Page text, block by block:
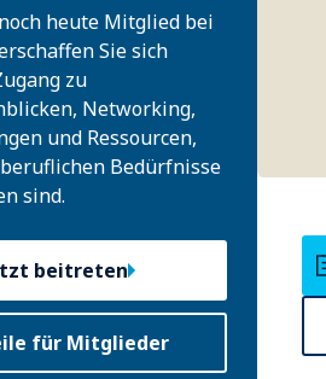
heute Mitglied bei
Sie sich
zu
Networking,
und Ressourcen,
Bedürfnisse
sind.
beitreten
für Mitglieder